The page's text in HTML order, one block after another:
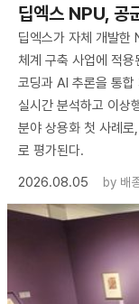
딥엑스 NPU, 공
딥엑스가 자체 개발한
체계 구축 사업에 적
코딩과 AI 추론을 통
실시간 분석하고 이상
분야 상용화 첫 사례
로 평가된다.
2026.08.05
by 배